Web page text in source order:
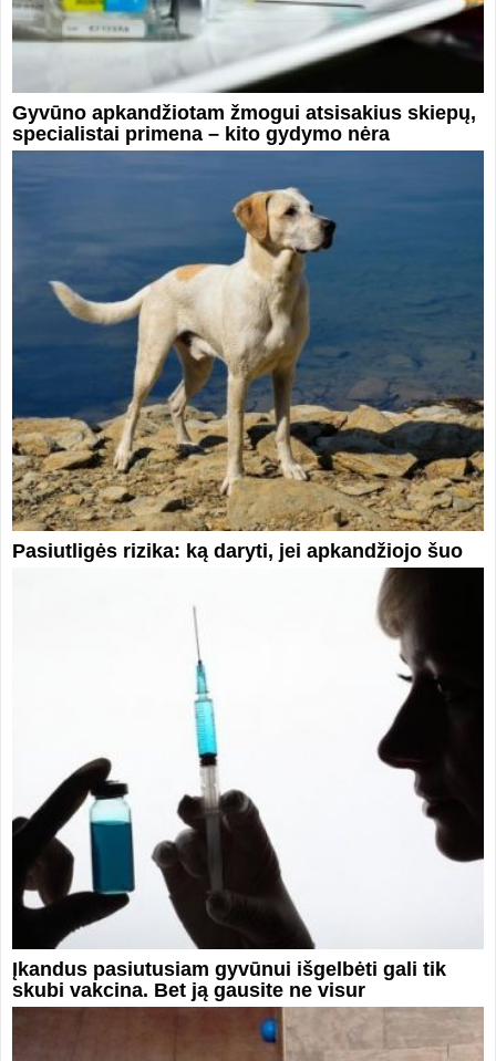
Gyvūno apkandžiotam žmogui atsisakius skiepų,
specialistai primena – kito gydymo nėra
Pasiutligės rizika: ką daryti, jei apkandžiojo šuo
Įkandus pasiutusiam gyvūnui išgelbėti gali tik
skubi vakcina. Bet ją gausite ne visur